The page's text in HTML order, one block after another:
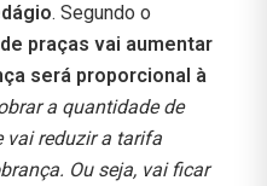
. Segundo o
praças vai aumentar
será proporcional à
a quantidade de
vai reduzir a tarifa
Ou seja, vai ficar